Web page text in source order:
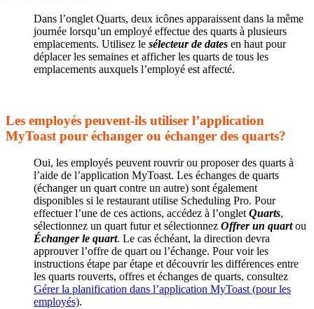
Dans l’onglet Quarts, deux icônes apparaissent dans la même
journée lorsqu’un employé effectue des quarts à plusieurs
emplacements. Utilisez le sélecteur de dates en haut pour
déplacer les semaines et afficher les quarts de tous les
emplacements auxquels l’employé est affecté.
Les employés peuvent-ils utiliser l’application
MyToast pour échanger ou échanger des quarts?
Oui, les employés peuvent rouvrir ou proposer des quarts à
l’aide de l’application MyToast. Les échanges de quarts
(échanger un quart contre un autre) sont également
disponibles si le restaurant utilise Scheduling Pro. Pour
effectuer l’une de ces actions, accédez à l’ongletQuarts,
sélectionnez un quart futur et sélectionnez Offrer un quartou
Échanger le quart. Le cas échéant, la direction devra
approuver l’offre de quart ou l’échange. Pour voir les
instructions étape par étape et découvrir les différences entre
les quarts rouverts, offres et échanges de quarts, consultez
Gérer la planification dans l’application MyToast (pour les
employés).